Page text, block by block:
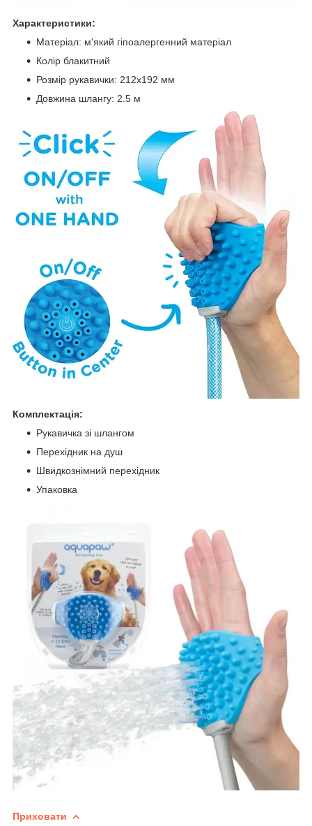
Характеристики:
Матеріал: м'який гіпоалергенний матеріал
Колір блакитний
Розмір рукавички: 212х192 мм
Довжина шлангу: 2.5 м
Комплектація:
Рукавичка зі шлангом
Перехідник на душ
Швидкознімний перехідник
Упаковка
Приховати